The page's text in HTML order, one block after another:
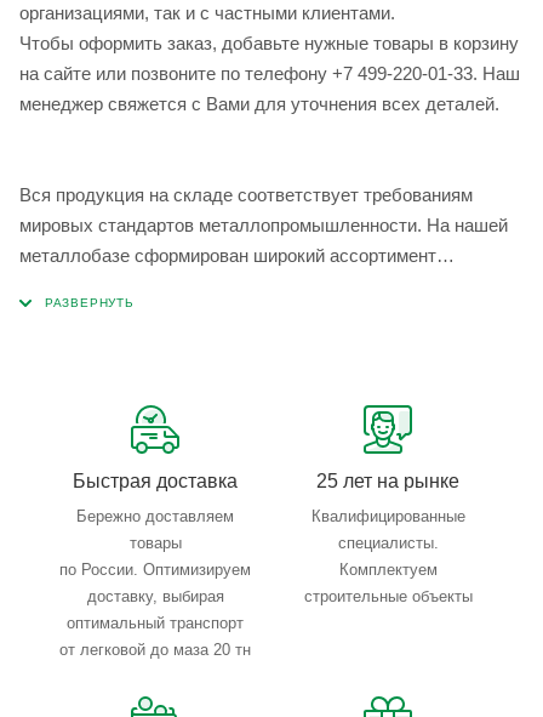
организациями, так и с частными клиентами.
Чтобы оформить заказ, добавьте нужные товары в корзину
на сайте или позвоните по телефону +7 499-220-01-33. Наш
менеджер свяжется с Вами для уточнения всех деталей.
Вся продукция на складе соответствует требованиям
мировых стандартов металлопромышленности. На нашей
металлобазе сформирован широкий ассортимент
Быстрая доставка
Бережно доставляем
товары
по России. Оптимизируем
доставку, выбирая
оптимальный транспорт
от легковой до маза 20 тн
25 лет на рынке
Квалифицированные
специалисты.
Комплектуем
строительные объекты